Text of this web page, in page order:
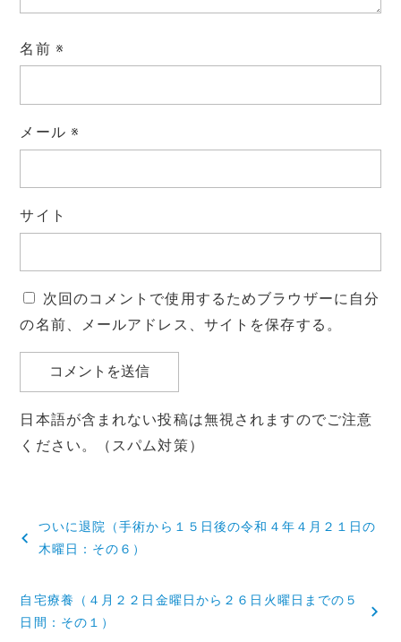
名前 ※
メール ※
サイト
次回のコメントで使用するためブラウザーに自分
の名前、メールアドレス、サイトを保存する。
日本語が含まれない投稿は無視されますのでご注意
ください。（スパム対策）
稿
ビ
ついに退院（手術から１５日後の令和４年４月２１日の
木曜日：その６）
自宅療養（４月２２日金曜日から２６日火曜日までの５
日間：その１）